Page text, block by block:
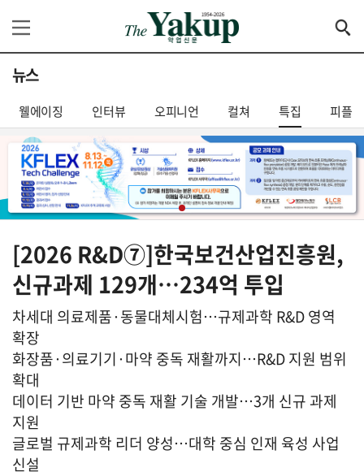
뉴스
웰에이징 인터뷰 오피니언 컬쳐 특집 피플
[2026 R&D⑦]한국보건산업진흥원,
신규과제 129개…234억 투입
차세대 의료제품·동물대체시험…규제과학 R&D 영역
확장
화장품·의료기기·마약 중독 재활까지…R&D 지원 범위
확대
데이터 기반 마약 중독 재활 기술 개발…3개 신규 과제
지원
글로벌 규제과학 리더 양성…대학 중심 인재 육성 사업
신설